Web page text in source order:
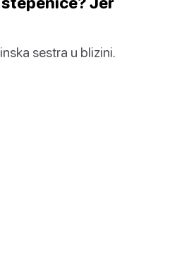
sestra u blizini.